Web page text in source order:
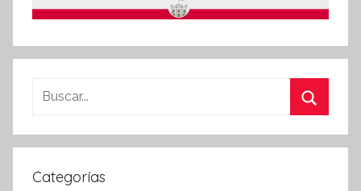
Buscar:
Categorías